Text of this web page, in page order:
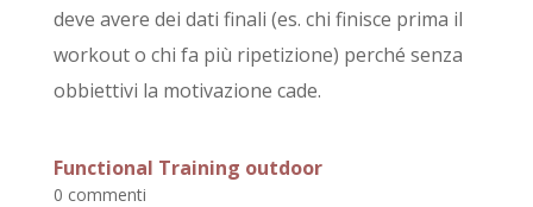
deve avere dei dati finali (es. chi finisce prima il
workout o chi fa più ripetizione) perché senza
obbiettivi la motivazione cade.
Functional Training outdoor
0 commenti